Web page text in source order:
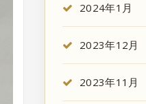
2024年1月
2023年12月
2023年11月